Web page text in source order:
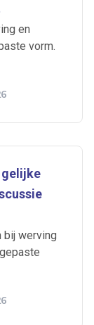
en
vorm.
gelijke
bij werving